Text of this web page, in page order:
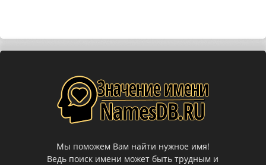
Мы поможем Вам найти нужное имя!
Ведь поиск имени может быть трудным и